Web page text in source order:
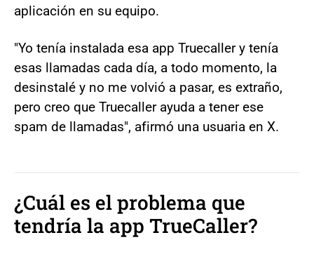
aplicación en su equipo.
"Yo tenía instalada esa app Truecaller y tenía
esas llamadas cada día, a todo momento, la
desinstalé y no me volvió a pasar, es extraño,
pero creo que Truecaller ayuda a tener ese
spam de llamadas", afirmó una usuaria en X.
¿Cuál es el problema que
tendría la app TrueCaller?